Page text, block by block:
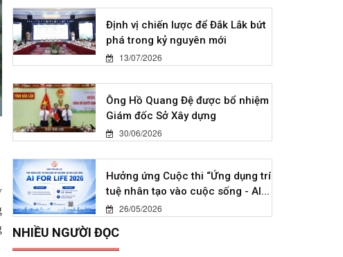
Định vị chiến lược để Đắk Lắk bứt
phá trong kỷ nguyên mới
13/07/2026
Ông Hồ Quang Đệ được bổ nhiệm
Giám đốc Sở Xây dựng
30/06/2026
Hưởng ứng Cuộc thi “Ứng dụng trí
tuệ nhân tạo vào cuộc sống - AI...
26/05/2026
NHIỀU NGƯỜI ĐỌC